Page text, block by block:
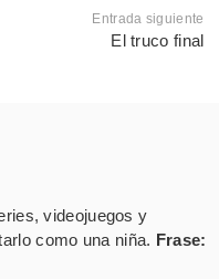
Entrada siguiente
El truco final
videojuegos y
como una niña. Frase: